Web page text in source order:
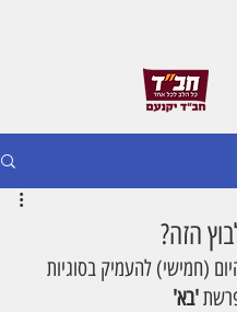
הזה?
(חמישי) להעמיק בסוגיות
'בא'